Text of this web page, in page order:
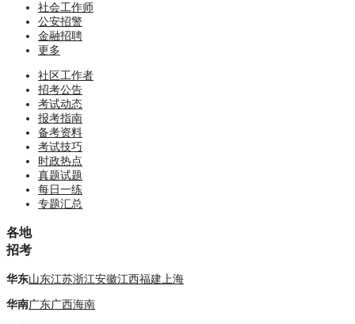
社会工作师
公安招警
金融招聘
更多
社区工作者
招考公告
考试动态
报考指南
备考资料
考试技巧
时政热点
真题试题
每日一练
专题汇总
各地
招考
华东山东江苏浙江安徽江西福建 上海
华南广东广西海南